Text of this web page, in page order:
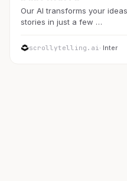
Our AI transforms your
stories in just a few …
scrollytelling.ai· Inter